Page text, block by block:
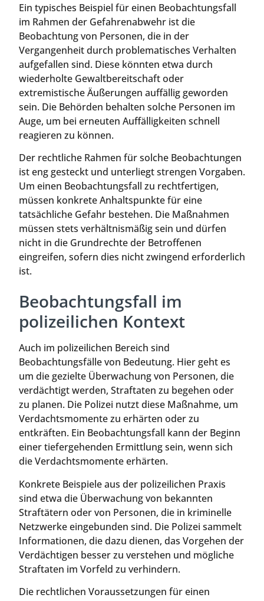
Ein typisches Beispiel für einen Beobachtungsfall
im Rahmen der Gefahrenabwehr ist die
Beobachtung von Personen, die in der
Vergangenheit durch problematisches Verhalten
aufgefallen sind. Diese könnten etwa durch
wiederholte Gewaltbereitschaft oder
extremistische Äußerungen auffällig geworden
sein. Die Behörden behalten solche Personen im
Auge, um bei erneuten Auffälligkeiten schnell
reagieren zu können.
Der rechtliche Rahmen für solche Beobachtungen
ist eng gesteckt und unterliegt strengen Vorgaben.
Um einen Beobachtungsfall zu rechtfertigen,
müssen konkrete Anhaltspunkte für eine
tatsächliche Gefahr bestehen. Die Maßnahmen
müssen stets verhältnismäßig sein und dürfen
nicht in die Grundrechte der Betroffenen
eingreifen, sofern dies nicht zwingend erforderlich
ist.
Beobachtungsfall im
polizeilichen Kontext
Auch im polizeilichen Bereich sind
Beobachtungsfälle von Bedeutung. Hier geht es
um die gezielte Überwachung von Personen, die
verdächtigt werden, Straftaten zu begehen oder
zu planen. Die Polizei nutzt diese Maßnahme, um
Verdachtsmomente zu erhärten oder zu
entkräften. Ein Beobachtungsfall kann der Beginn
einer tiefergehenden Ermittlung sein, wenn sich
die Verdachtsmomente erhärten.
Konkrete Beispiele aus der polizeilichen Praxis
sind etwa die Überwachung von bekannten
Straftätern oder von Personen, die in kriminelle
Netzwerke eingebunden sind. Die Polizei sammelt
Informationen, die dazu dienen, das Vorgehen der
Verdächtigen besser zu verstehen und mögliche
Straftaten im Vorfeld zu verhindern.
Die rechtlichen Voraussetzungen für einen